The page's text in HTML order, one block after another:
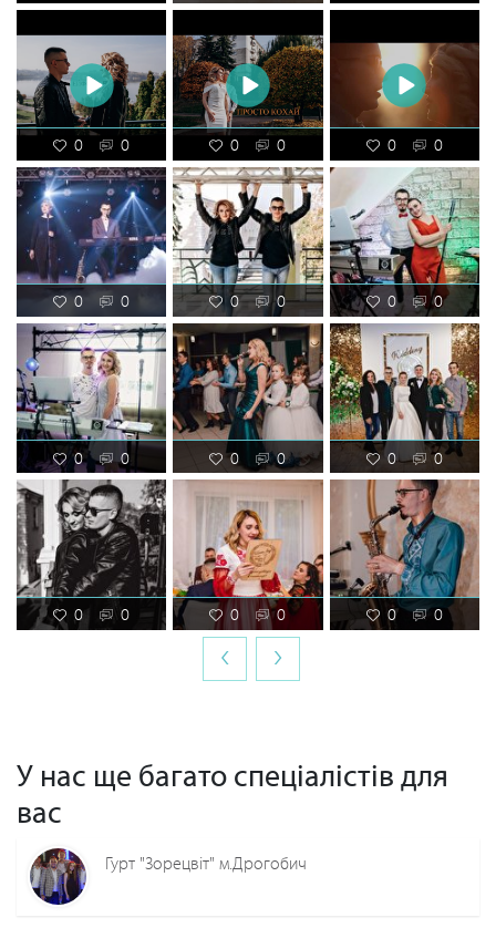
0 0 0 0 0 0
0 0 0 0 0 0
0 0 0 0 0 0
0 0 0 0 0 0
‹ ›
У нас ще багато спеціалістів для
вас
Гурт "Зорецвіт" м.Дрогобич